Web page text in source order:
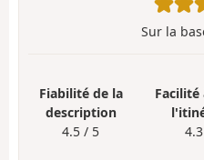
Sur la
Fiabilité de la
description
4.5 / 5
Facilité